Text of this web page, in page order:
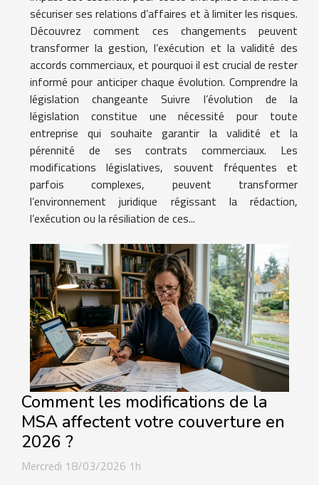
sécuriser ses relations d’affaires et à limiter les risques.
Découvrez comment ces changements peuvent
transformer la gestion, l’exécution et la validité des
accords commerciaux, et pourquoi il est crucial de rester
informé pour anticiper chaque évolution. Comprendre la
législation changeante Suivre l’évolution de la
législation constitue une nécessité pour toute
entreprise qui souhaite garantir la validité et la
pérennité de ses contrats commerciaux. Les
modifications législatives, souvent fréquentes et
parfois complexes, peuvent transformer
l’environnement juridique régissant la rédaction,
l’exécution ou la résiliation de ces...
Comment les modifications de la
MSA affectent votre couverture en
2026 ?
Mercredi 18/03/2026 1h